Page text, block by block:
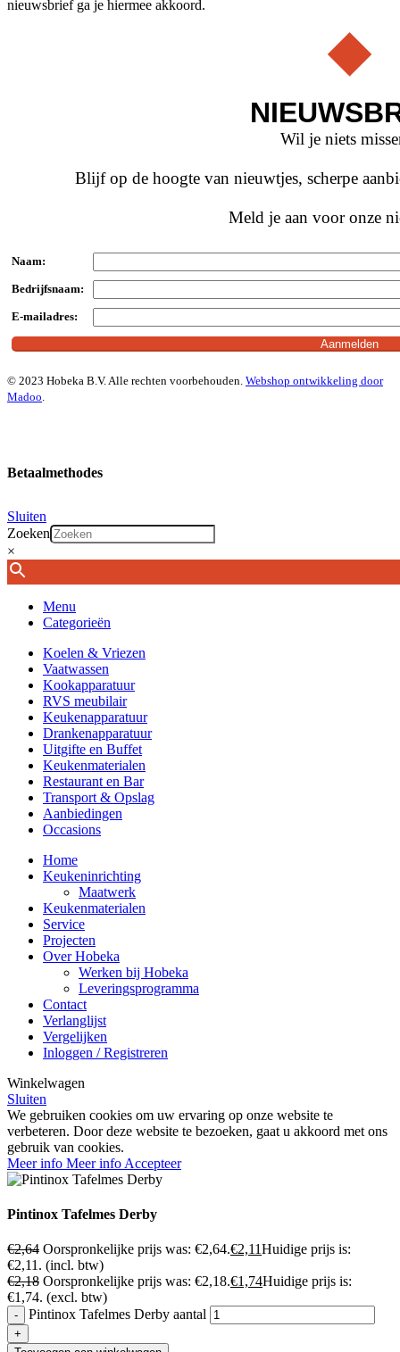
nieuwsbrief ga je hiermee akkoord.
Wil je niets
Blijf op de hoogte van nieuwtjes, scherpe
Meld je aan voor onze
Naam:
Bedrijfsnaam:
E-mailadres:
© 2023 Hobeka B.V. Alle rechten voorbehouden. Webshop ontwikkeling door
Madoo.
Betaalmethodes
Sluiten
Zoeken
×
Menu
Categorieën
Koelen & Vriezen
Vaatwassen
Kookapparatuur
RVS meubilair
Keukenapparatuur
Drankenapparatuur
Uitgifte en Buffet
Keukenmaterialen
Restaurant en Bar
Transport & Opslag
Aanbiedingen
Occasions
Home
Keukeninrichting
Maatwerk
Keukenmaterialen
Service
Projecten
Over Hobeka
Werken bij Hobeka
Leveringsprogramma
Contact
Verlanglijst
Vergelijken
Inloggen / Registreren
Winkelwagen
Sluiten
We gebruiken cookies om uw ervaring op onze website te
verbeteren. Door deze website te bezoeken, gaat u akkoord met ons
gebruik van cookies.
Meer info Meer info Accepteer
Pintinox Tafelmes Derby
€2,64 Oorspronkelijke prijs was: €2,64.€2,11Huidige prijs is:
€2,11. (incl. btw)
€2,18 Oorspronkelijke prijs was: €2,18.€1,74Huidige prijs is:
€1,74. (excl. btw)
Pintinox Tafelmes Derby aantal